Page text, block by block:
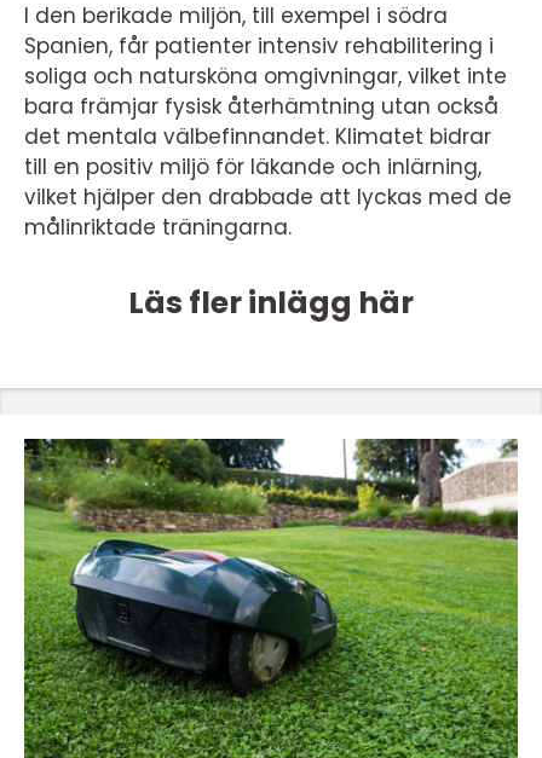
I den berikade miljön, till exempel i södra
Spanien, får patienter intensiv rehabilitering i
soliga och natursköna omgivningar, vilket inte
bara främjar fysisk återhämtning utan också
det mentala välbefinnandet. Klimatet bidrar
till en positiv miljö för läkande och inlärning,
vilket hjälper den drabbade att lyckas med de
målinriktade träningarna.
Läs fler inlägg här